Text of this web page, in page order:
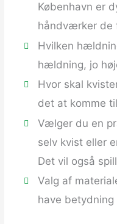
København er
håndværker de
Hvilken
hældning, jo
Hvor skal
det at komme
Vælger du en
selv kvist eller
Det vil også
Valg af
have betydning